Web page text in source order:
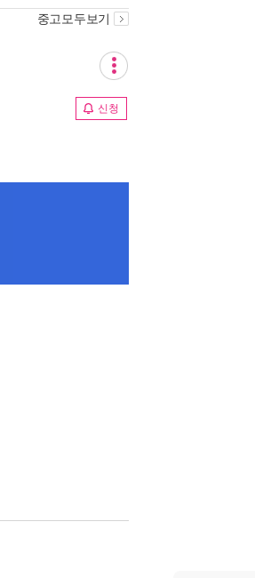
중고모두보기
신청